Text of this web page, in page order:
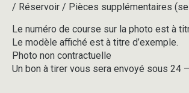
/ Réservoir / Pièces supplémentaires
Le numéro de course sur la photo est à
Le modèle affiché est à titre d’exemple.
Photo non contractuelle
Un bon à tirer vous sera envoyé sous 24